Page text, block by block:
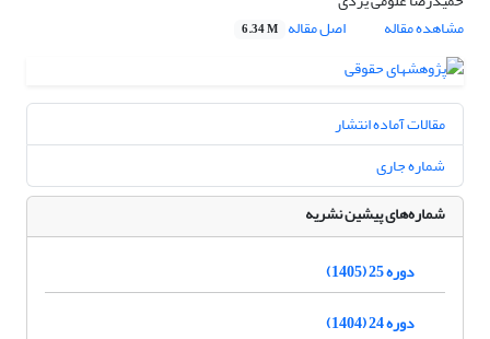
مشاهده مقاله
اصل مقاله 6.34 M
مقالات آماده انتشار
شماره جاری
شماره‌های پیشین نشریه
دوره 25 (1405)
دوره 24 (1404)